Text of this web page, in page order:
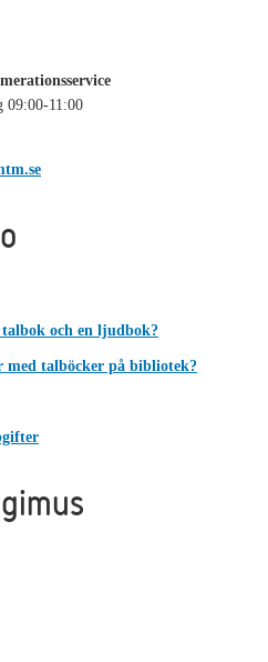
09:00-11:00
och en ljudbok?
med talböcker på bibliotek?